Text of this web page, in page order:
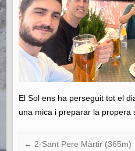
El Sol ens ha perseguit tot el
una mica i preparar la propera
← 2-Sant Pere Màrtir (365m)